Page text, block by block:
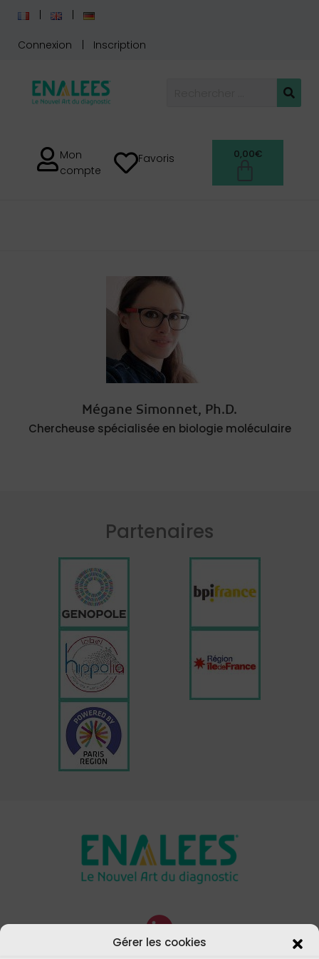
Gérer les cookies
Connexion Inscription
Mon
compte
Favoris 0,00€
Mégane Simonnet, Ph.D.
Chercheuse spécialisée en biologie moléculaire
Partenaires